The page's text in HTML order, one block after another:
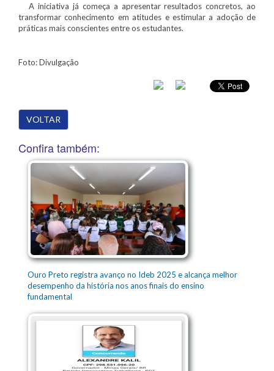
A iniciativa já começa a apresentar resultados concretos, ao
transformar conhecimento em atitudes e estimular a adoção de
práticas mais conscientes entre os estudantes.
Foto: Divulgação
VOLTAR
Confira também:
Ouro Preto registra avanço no Ideb 2025 e alcança melhor
desempenho da história nos anos finais do ensino
fundamental